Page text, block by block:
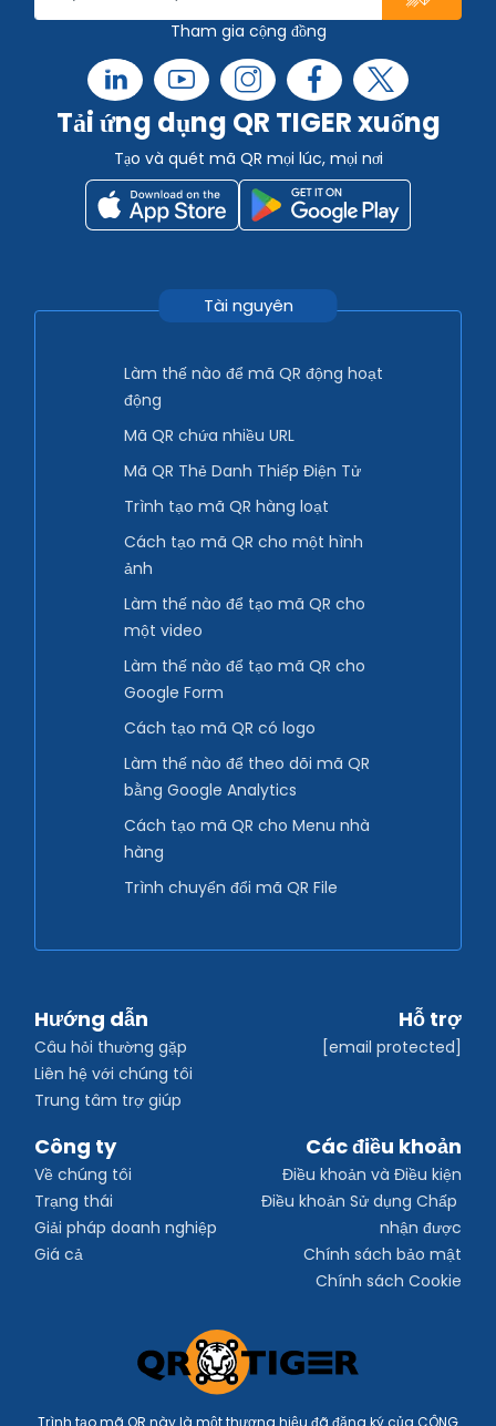
Tham gia cộng đồng
Tải ứng dụng QR TIGER xuống
Tạo và quét mã QR mọi lúc, mọi nơi
Tài nguyên
Làm thế nào để mã QR động hoạt
động
Mã QR chứa nhiều URL
Mã QR Thẻ Danh Thiếp Điện Tử
Trình tạo mã QR hàng loạt
Cách tạo mã QR cho một hình
ảnh
Làm thế nào để tạo mã QR cho
một video
Làm thế nào để tạo mã QR cho
Google Form
Cách tạo mã QR có logo
Làm thế nào để theo dõi mã QR
bằng Google Analytics
Cách tạo mã QR cho Menu nhà
hàng
Trình chuyển đổi mã QR File
Hướng dẫn
Câu hỏi thường gặp
Liên hệ với chúng tôi
Trung tâm trợ giúp
Hỗ trợ
[email protected]
Công ty
Về chúng tôi
Trạng thái
Giải pháp doanh nghiệp
Giá cả
Các điều khoản
Điều khoản và Điều kiện
Điều khoản Sử dụng Chấp
nhận được
Chính sách bảo mật
Chính sách Cookie
Trình tạo mã QR này là một thương hiệu đã đăng ký của CÔNG